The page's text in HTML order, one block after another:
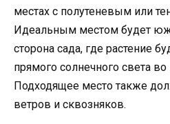
местах с полутеневым или
Идеальным местом будет
сторона сада, где растение
прямого солнечного света
Подходящее место также
ветров и сквозняков.